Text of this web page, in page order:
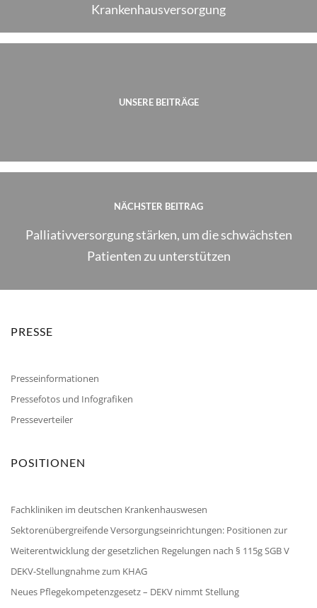
Krankenhausversorgung
UNSERE BEITRÄGE
NÄCHSTER BEITRAG
Palliativversorgung stärken, um die schwächsten
Patienten zu unterstützen
PRESSE
Presseinformationen
Pressefotos und Infografiken
Presseverteiler
POSITIONEN
Fachkliniken im deutschen Krankenhauswesen
Sektorenübergreifende Versorgungseinrichtungen: Positionen zur
Weiterentwicklung der gesetzlichen Regelungen nach § 115g SGB V
DEKV-Stellungnahme zum KHAG
Neues Pflegekompetenzgesetz – DEKV nimmt Stellung